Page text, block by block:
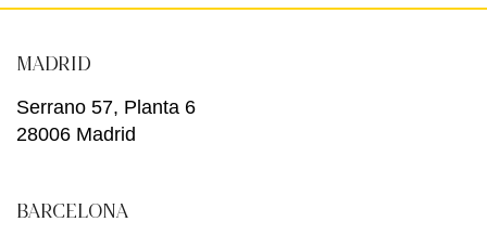
MADRID
Serrano 57, Planta 6
28006 Madrid
BARCELONA